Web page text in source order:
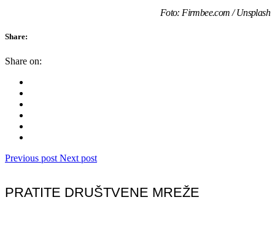
Foto: Firmbee.com / Unsplash
Share:
Share on:
Previous post Next post
PRATITE DRUŠTVENE MREŽE